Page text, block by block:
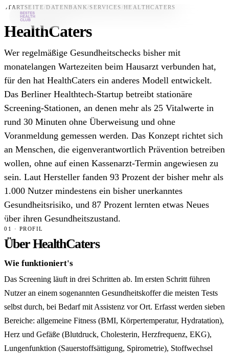
Datenbank
News
Für Unternehmen
Jetzt downloaden
STARTSEITE/DATENBANK /SERVICES /HEALTHCATERS
HealthCaters
Wer regelmäßige Gesundheitschecks bisher mit
monatelangen Wartezeiten beim Hausarzt verbunden hat,
für den hat HealthCaters ein anderes Modell entwickelt.
Das Berliner Healthtech-Startup betreibt stationäre
Screening-Stationen, an denen mehr als 25 Vitalwerte in
rund 30 Minuten ohne Überweisung und ohne
Voranmeldung gemessen werden. Das Konzept richtet sich
an Menschen, die eigenverantwortlich Prävention betreiben
wollen, ohne auf einen Kassenarzt-Termin angewiesen zu
sein. Laut Hersteller fanden 93 Prozent der bisher mehr als
1.000 Nutzer mindestens ein bisher unerkanntes
Gesundheitsrisiko, und 87 Prozent lernten etwas Neues
über ihren Gesundheitszustand.
01 · PROFIL
Über HealthCaters
Wie funktioniert's
Das Screening läuft in drei Schritten ab. Im ersten Schritt führen
Nutzer an einem sogenannten Gesundheitskoffer die meisten Tests
selbst durch, bei Bedarf mit Assistenz vor Ort. Erfasst werden sieben
Bereiche: allgemeine Fitness (BMI, Körpertemperatur, Hydratation),
Herz und Gefäße (Blutdruck, Cholesterin, Herzfrequenz, EKG),
Lungenfunktion (Sauerstoffsättigung, Spirometrie), Stoffwechsel